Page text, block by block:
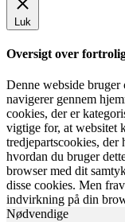
Luk
Oversigt over
Denne webside bruger
navigerer gennem
cookies, der er
vigtige for, at websitet
tredjepartscookies, der
hvordan du bruger
browser med dit
disse cookies. Men
indvirkning på din
Nødvendige